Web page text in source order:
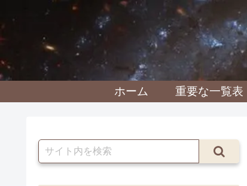
ホーム 重要な一覧表